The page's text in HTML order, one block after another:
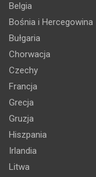
Belgia
Bośnia i Hercegowina
Bułgaria
Chorwacja
Czechy
Francja
Grecja
Gruzja
Hiszpania
Irlandia
Litwa